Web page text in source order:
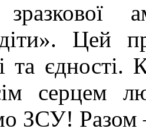
Цей
та єдності.
серцем
ЗСУ! Разом